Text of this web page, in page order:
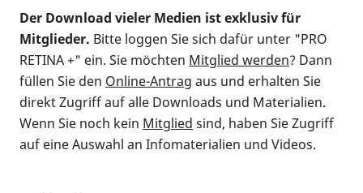
Der Download vieler Medien ist exklusiv für
Mitglieder. Bitte loggen Sie sich dafür unter "PRO
RETINA +" ein. Sie möchten Mitglied werden? Dann
füllen Sie den Online-Antrag aus und erhalten Sie
direkt Zugriff auf alle Downloads und Materialien.
Wenn Sie noch kein Mitglied sind, haben Sie Zugriff
auf eine Auswahl an Infomaterialien und Videos.